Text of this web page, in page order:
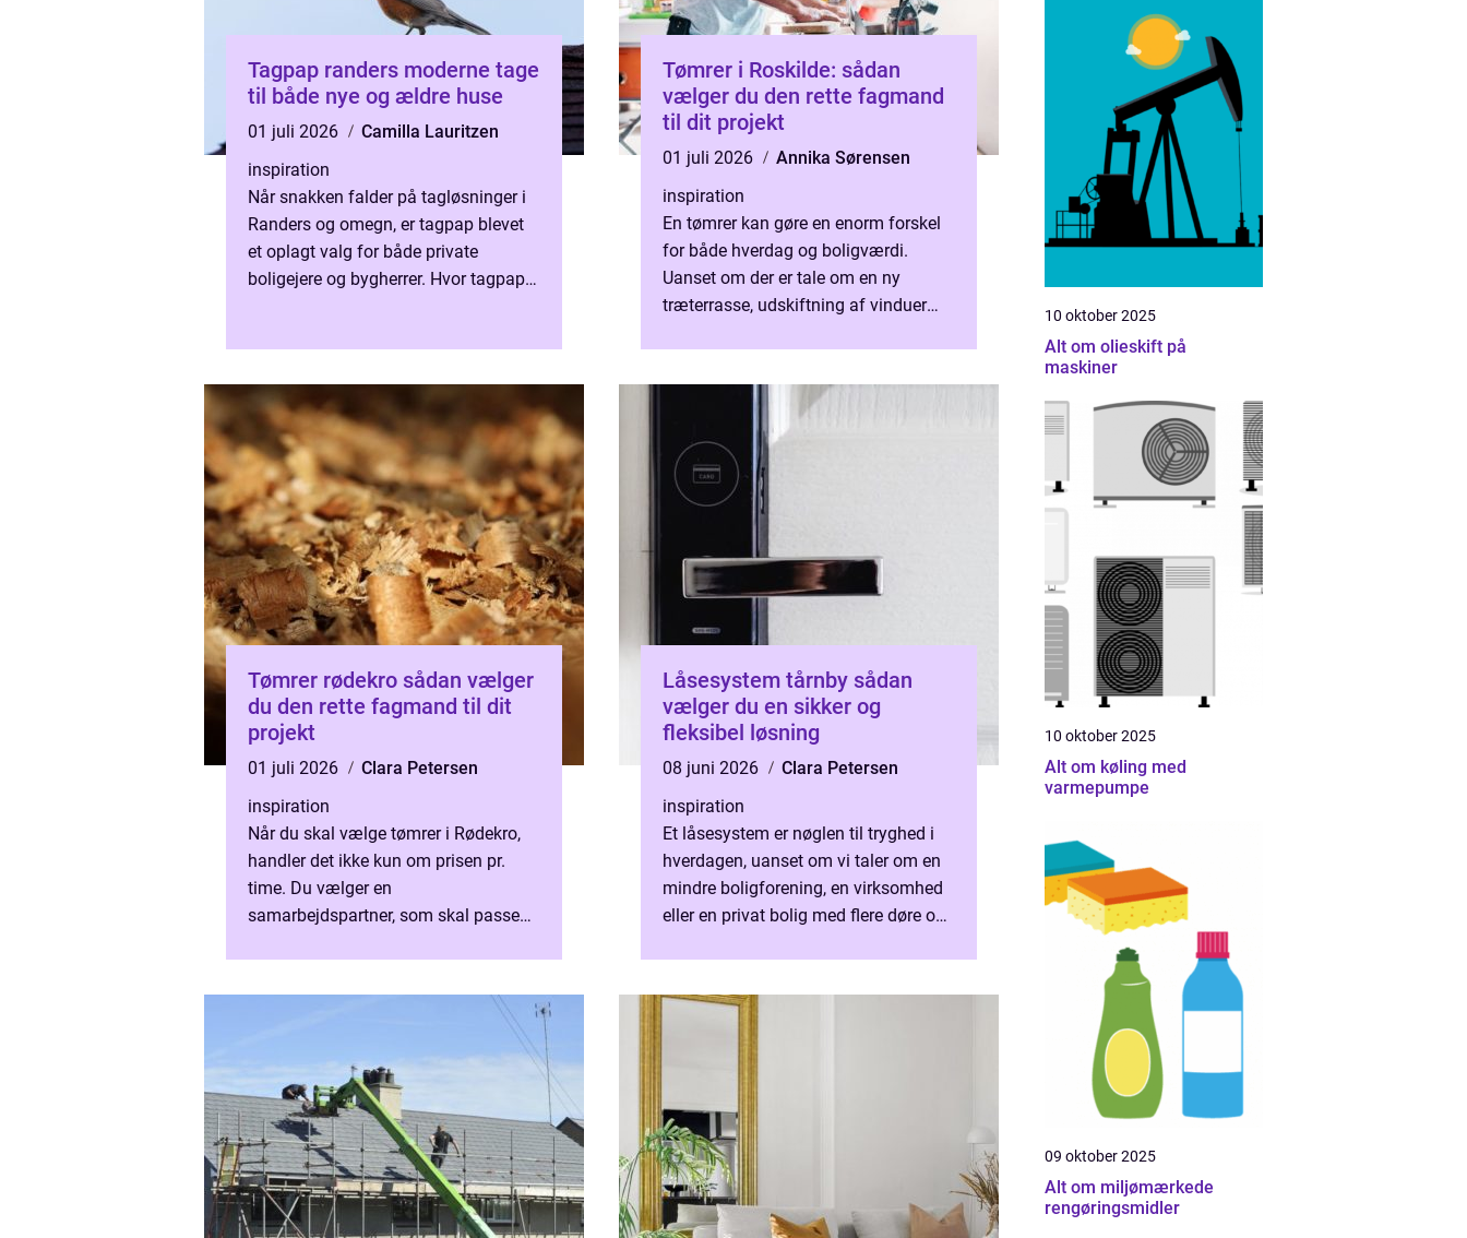
Tagpap randers moderne tage
til både nye og ældre huse
01 juli 2026
Camilla Lauritzen
inspiration
Når snakken falder på tagløsninger i
Randers og omegn, er tagpap blevet
et oplagt valg for både private
boligejere og bygherrer. Hvor tagpap
Tømrer i Roskilde: sådan
vælger du den rette fagmand
til dit projekt
01 juli 2026
Annika Sørensen
inspiration
En tømrer kan gøre en enorm forskel
for både hverdag og boligværdi.
Uanset om der er tale om en ny
træterrasse, udskiftning af vinduer
Tømrer rødekro sådan vælger
du den rette fagmand til dit
projekt
01 juli 2026
Clara Petersen
inspiration
Når du skal vælge tømrer i Rødekro,
handler det ikke kun om prisen pr.
time. Du vælger en
samarbejdspartner, som skal passe
investeri...
Låsesystem tårnby sådan
vælger du en sikker og
fleksibel løsning
08 juni 2026
Clara Petersen
inspiration
Et låsesystem er nøglen til tryghed i
hverdagen, uanset om vi taler om en
mindre boligforening, en virksomhed
eller en privat bolig med flere døre og
10 oktober 2025
Alt om olieskift på
maskiner
10 oktober 2025
Alt om køling med
varmepumpe
09 oktober 2025
Alt om miljømærkede
rengøringsmidler